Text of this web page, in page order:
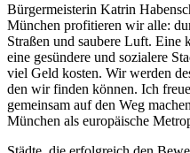
Bürgermeisterin Katrin
München profitieren wir alle:
Straßen und saubere Luft. Eine
eine gesündere und sozialere
viel Geld kosten. Wir werden
den wir finden können. Ich
gemeinsam auf den Weg
München als europäische